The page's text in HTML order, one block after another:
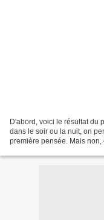
D'abord, voici le résultat du
dans le soir ou la nuit, on
première pensée. Mais non,